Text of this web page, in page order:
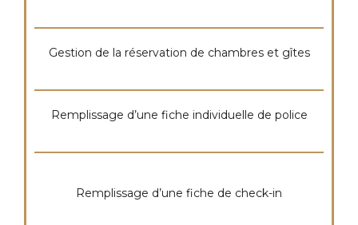
Gestion de la réservation de chambres et gîtes
Remplissage d’une fiche individuelle de police
Remplissage d’une fiche de check-in